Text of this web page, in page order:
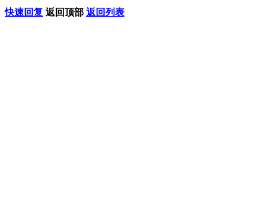
快速回复 返回顶部 返回列表